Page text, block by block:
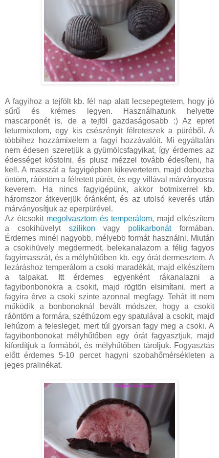
A fagyihoz a tejfölt kb. fél nap alatt lecsepegtetem, hogy jó
sűrű és krémes legyen. Használhatunk helyette
mascarponét is, de a tejföl gazdaságosabb :) Az epret
leturmixolom, egy kis csészényit félreteszek a püréből. A
többihez hozzámixelem a fagyi hozzávalóit. Mi egyáltalán
nem édesen szeretjük a gyümölcsfagyikat, így érdemes az
édességet kóstolni, és plusz mézzel tovább édesíteni, ha
kell. A masszát a fagyigépben kikevertetem, majd dobozba
öntöm, ráöntöm a félretett pürét, és egy villával márványosra
keverem. Ha nincs fagyigépünk, akkor botmixerrel kb.
háromszor átkeverjük óránként, és az utolsó keverés után
márványosítjuk az eperpürével.
Az étcsokit megolvasztom és temperálom, majd elkészítem
a csokihüvelyt szilikon vagy polikarbonátformában.
Érdemes minél nagyobb, mélyebb formát használni. Miután
a csokihüvely megdermedt, belekanalazom a félig fagyos
fagyimasszát, és a mélyhűtőben kb. egy órát dermesztem. A
lezáráshoz temperálom a csoki maradékát, majd elkészítem
a talpakat. Itt érdemes egyenként rákanalazni a
fagyibonbonokra a csokit, majd rögtön elsimítani, mert a
fagyira érve a csoki szinte azonnal megfagy. Tehát itt nem
működik a bonbonoknál bevált módszer, hogy a csokit
ráöntöm a formára, széthúzom egy spatulával a csokit, majd
lehúzom a felesleget, mert túl gyorsan fagy meg a csoki. A
fagyibonbonokat mélyhűtőben egy órát fagyasztjuk, majd
kifordítjuk a formából, és mélyhűtőben tároljuk. Fogyasztás
előtt érdemes 5-10 percet hagyni szobahőmérsékleten a
jeges pralinékat.